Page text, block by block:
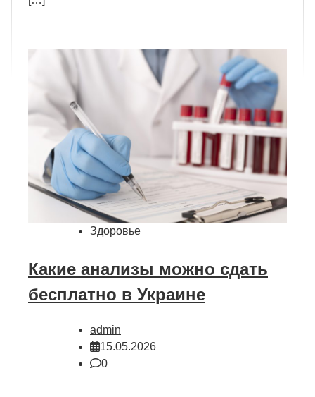
Здоровье
Какие анализы можно сдать
бесплатно в Украине
admin
15.05.2026
0